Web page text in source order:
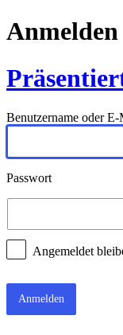
Anmelden
Benutzername oder
Passwort
Angemeldet